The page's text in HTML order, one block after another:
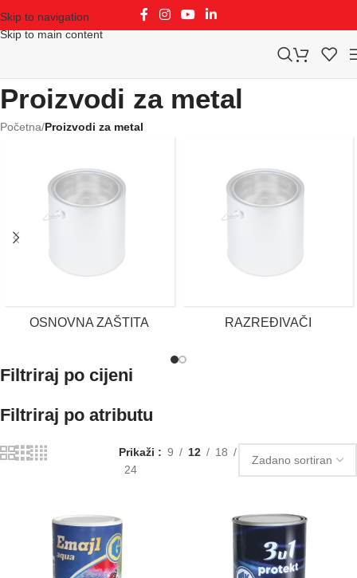
Skip to navigation
Skip to main content
Proizvodi za metal
Početna/Proizvodi za metal
OSNOVNA ZAŠTITA RAZREĐIVAČI
Filtriraj po cijeni
Filtriraj po atributu
Prikaži 9 12
18
24